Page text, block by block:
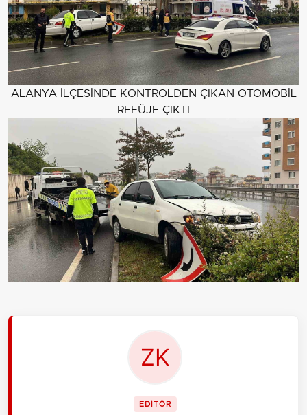
ALANYA İLÇESİNDE KONTROLDEN ÇIKAN OTOMOBİL
REFÜJE ÇIKTI
EDİTÖR